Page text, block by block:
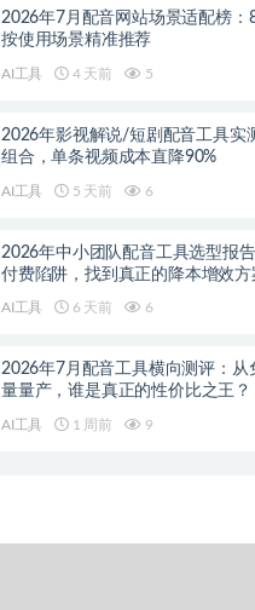
2026年7月配音网站场景适配榜：
按使用场景精准推荐
AI工具 4 天前 5
2026年影视解说/短剧配音工具实
组合，单条视频成本直降90%
AI工具 5 天前 6
2026年中小团队配音工具选型报
付费陷阱，找到真正的降本增效方
AI工具 6 天前 6
2026年7月配音工具横向测评：从
量量产，谁是真正的性价比之王？
AI工具 1 周前 9